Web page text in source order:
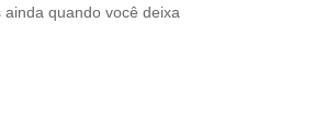
quando você deixa